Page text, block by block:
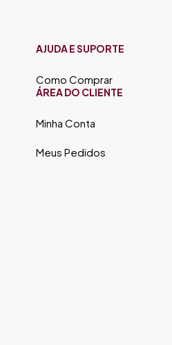
AJUDA E SUPORTE
Como Comprar
ÁREA DO CLIENTE
Minha Conta
Meus Pedidos